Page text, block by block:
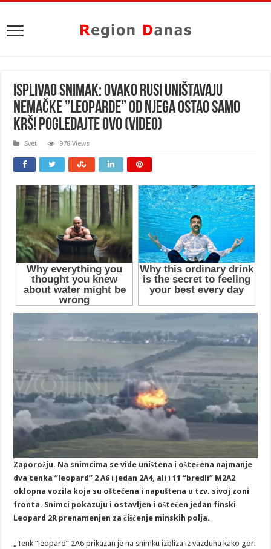
ISPLIVAO SNIMAK: Ovako rusi uništavaju
nemačke ”LEOPARDE” od njega ostao samo
KRŠ! POGLEDAJTE OVO (VIDEO)
Svet 978 Views
Zaporožju. Na snimcima se vide uništena i oštećena najmanje
dva tenka “leopard” 2 A6 i jedan 2A4, ali i 11 “bredli” M2A2
oklopna vozila koja su oštećena i napuštena u tzv. sivoj zoni
fronta. Snimci pokazuju i ostavljen i oštećen jedan finski
Leopard 2R prenamenjen za čišćenje minskih polja.
„Tenk “leopard” 2A6 prikazan je na snimku izbliza iz vazduha kako gori